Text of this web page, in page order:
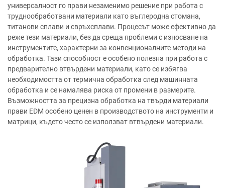
универсалност го прави незаменимо решение при работа с
труднообработвани материали като въглеродна стомана,
титанови сплави и свръхсплави. Процесът може ефективно да
реже тези материали, без да среща проблеми с износване на
инструментите, характерни за конвенционалните методи на
обработка. Тази способност е особено полезна при работа с
предварително втвърдени материали, като се избягва
необходимостта от термична обработка след машинната
обработка и се намалява риска от промени в размерите.
Възможността за прецизна обработка на твърди материали
прави EDM особено ценен в производството на инструменти и
матрици, където често се използват втвърдени материали.